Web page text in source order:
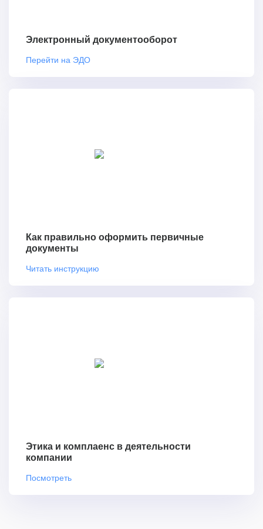
Электронный документооборот
Перейти на ЭДО
Как правильно оформить первичные
документы
Читать инструкцию
Этика и комплаенс в деятельности
компании
Посмотреть